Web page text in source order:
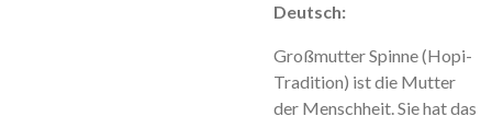
Deutsch:
Großmutter Spinne (Hopi-
Tradition) ist die Mutter
der Menschheit. Sie hat das